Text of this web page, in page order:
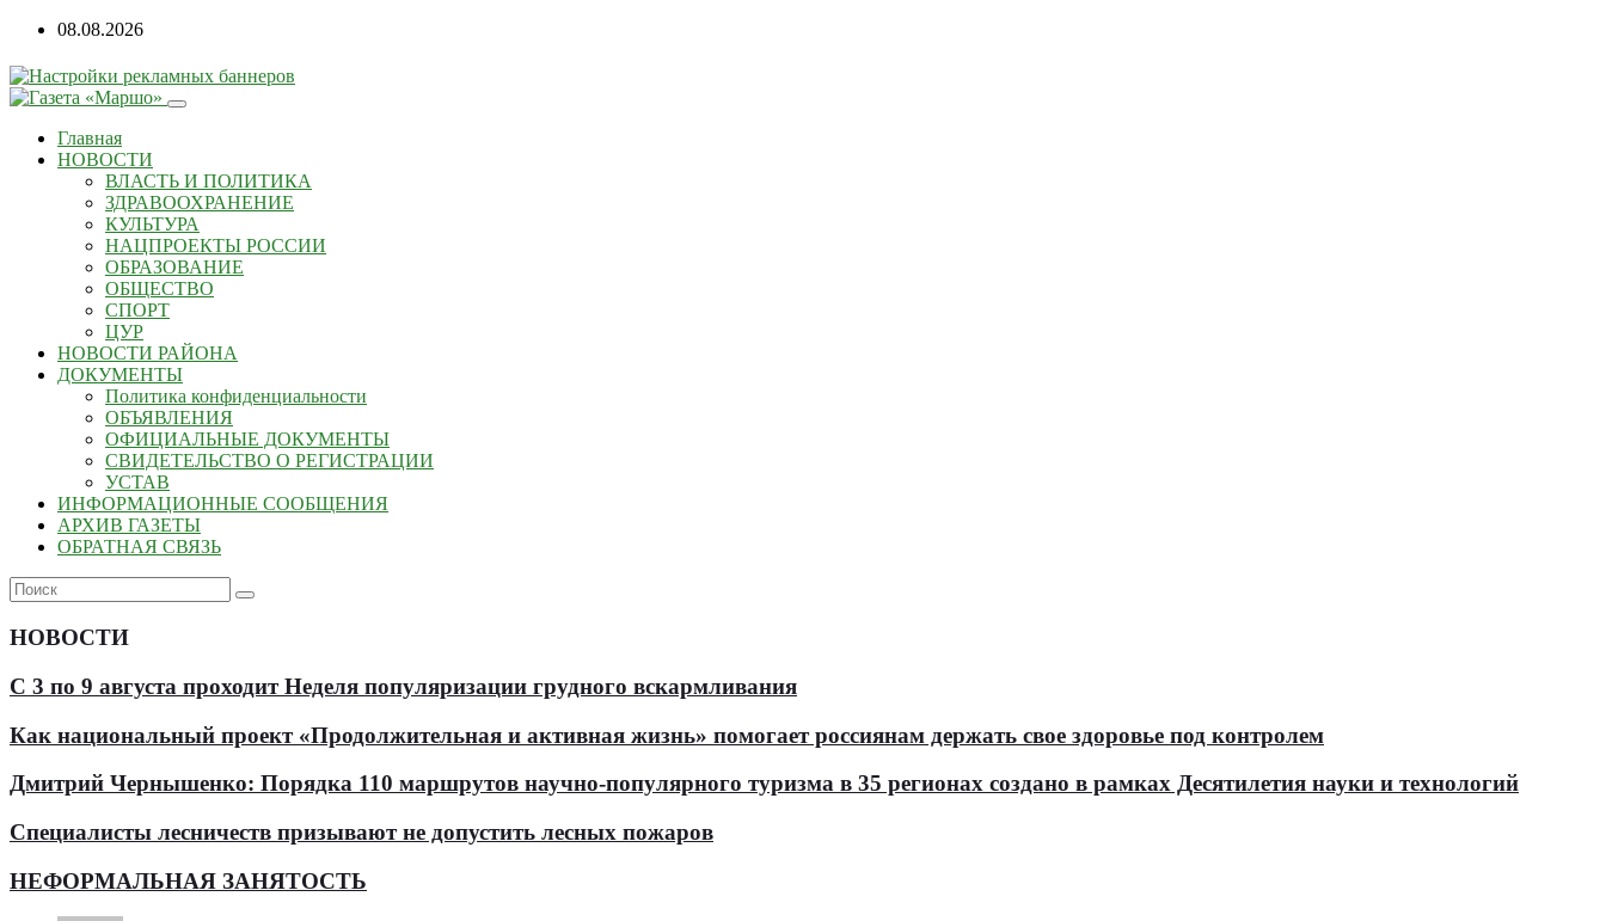
08.08.2026
Главная
НОВОСТИ
ВЛАСТЬ И ПОЛИТИКА
ЗДРАВООХРАНЕНИЕ
КУЛЬТУРА
НАЦПРОЕКТЫ РОССИИ
ОБРАЗОВАНИЕ
ОБЩЕСТВО
СПОРТ
ЦУР
НОВОСТИ РАЙОНА
ДОКУМЕНТЫ
Политика конфиденциальности
ОБЪЯВЛЕНИЯ
ОФИЦИАЛЬНЫЕ ДОКУМЕНТЫ
СВИДЕТЕЛЬСТВО О РЕГИСТРАЦИИ
УСТАВ
ИНФОРМАЦИОННЫЕ СООБЩЕНИЯ
АРХИВ ГАЗЕТЫ
ОБРАТНАЯ СВЯЗЬ
НОВОСТИ
С 3 по 9 августа проходит Неделя популяризации грудного вскармливания
Как национальный проект «Продолжительная и активная жизнь» помогает россиянам держать свое здоровье под контролем
Дмитрий Чернышенко: Порядка 110 маршрутов научно-популярного туризма в 35 регионах создано в рамках Десятилетия науки и технологий
Специалисты лесничеств призывают не допустить лесных пожаров
НЕФОРМАЛЬНАЯ ЗАНЯТОСТЬ